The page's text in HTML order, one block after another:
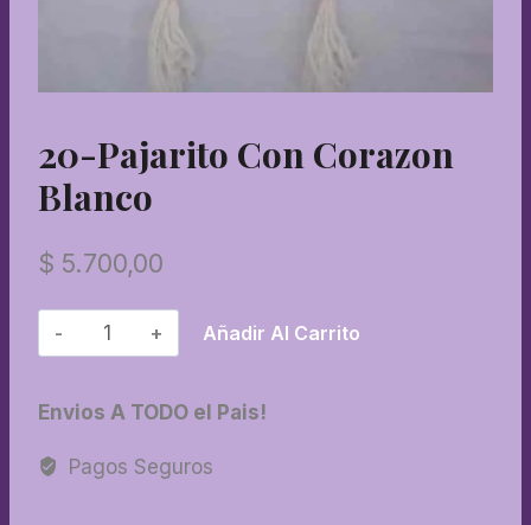
20-Pajarito Con Corazon
Blanco
$ 5.700,00
20-
Pajarito
corazon
cantidad
Añadir Al Carrito
Envios A TODO el Pais!
Pagos Seguros